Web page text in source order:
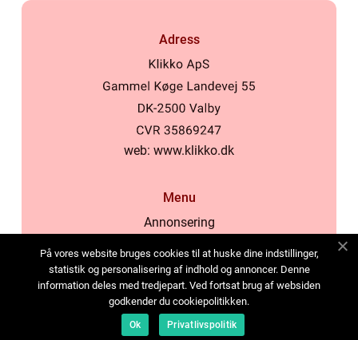
Adress
web: www.klikko.dk
Menu
Annonsering
Cookies
Kontakta oss
Sitemap
På vores website bruges cookies til at huske dine indstillinger,
statistik og personalisering af indhold og annoncer. Denne
information deles med tredjepart. Ved fortsat brug af websiden
godkender du cookiepolitikken.
Ok Privatlivspolitik